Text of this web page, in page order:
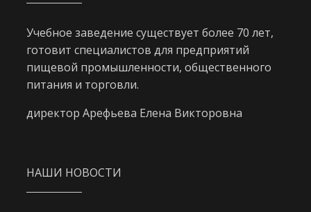
Учебное заведение существует более 70 лет,
готовит специалистов для предприятий
пищевой промышленности, общественного
питания и торговли.
директор Арефьева Елена Викторовна
НАШИ НОВОСТИ